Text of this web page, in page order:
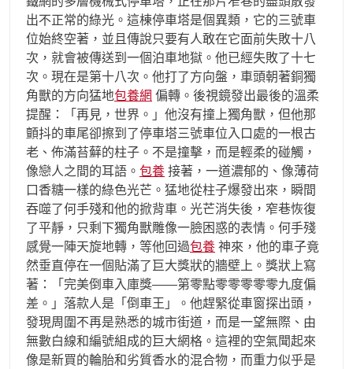
出不正常的綠光。這棟停車塔是個異類，它的三號車
位始終空著，並且傳說只要有人敢在它面前失敗十八
次，就會被傳送到一個泊車地獄。他已經失敗了十七
次。現在是第十八次。他打了方向盤，車頭朝著銅獨
角獸的方向猛地包養網 偏轉。後視鏡發出最後的溫柔
提醒：「再見，世界。」他沒有撞上獨角獸，但他那
顫抖的車尾卻擦到了停車塔三號車位入口處的一根古
老、佈滿苔蘚的柱子。不是撞擊，而是輕柔的碰觸，
像戀人之間的耳語。 包養 接著，一道濃郁的、像薄荷
口香糖一樣的綠色光芒。猛地從柱子爆發出來，瞬間
吞噬了何手殘和他的掀背車。光芒消失後，窄巷恢復
了平靜，只剩下獨角獸雕像一臉困惑的表情。何手殘
感覺一陣天旋地轉，等他回過包養 神來，他的車子竟
然垂直停在一個貼滿了巨大獎狀的牆壁上。獎狀上寫
著：「完美倒車入庫獎——第零點零零零零零九度偏
差。」落款人是「倒車王」。他趕緊從車窗探出頭，
發現周圍不再是熟悉的城市街道，而是一望無際、由
無數白線和編號組成的巨大網格。這裡的空氣聞起來
像是新買的輪胎和劣質香水的混合物，而重力似乎是